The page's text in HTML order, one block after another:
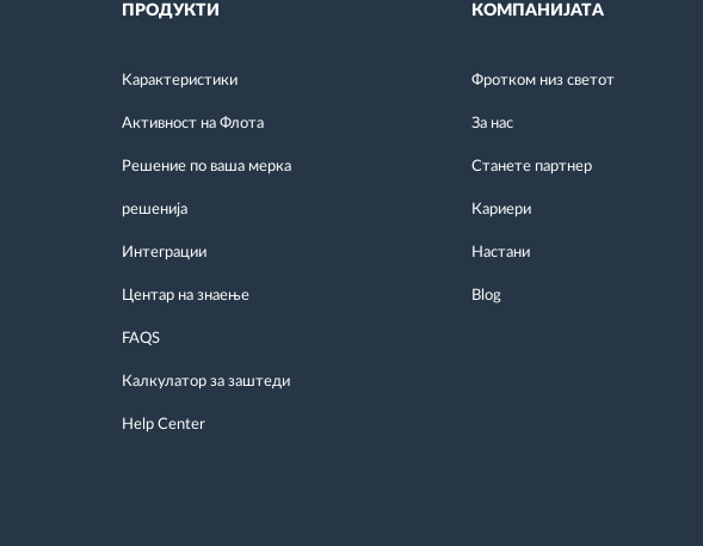
ПРОДУКТИ
Kарактеристики
Активност на Флота
Решение по ваша мерка
решенија
Интеграции
Центар на знаење
FAQS
Калкулатор за заштеди
Help Center
КОМПАНИЈАТА
Фротком низ светот
За нас
Станете партнер
Кариери
Настани
Blog